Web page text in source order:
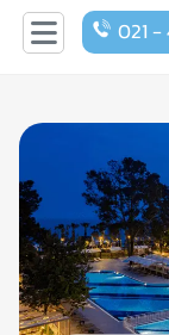
021 -